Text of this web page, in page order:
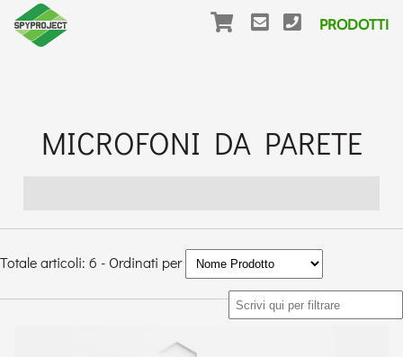
PRODOTTI
MICROFONI DA PARETE
Totale articoli: 6 - Ordinati per